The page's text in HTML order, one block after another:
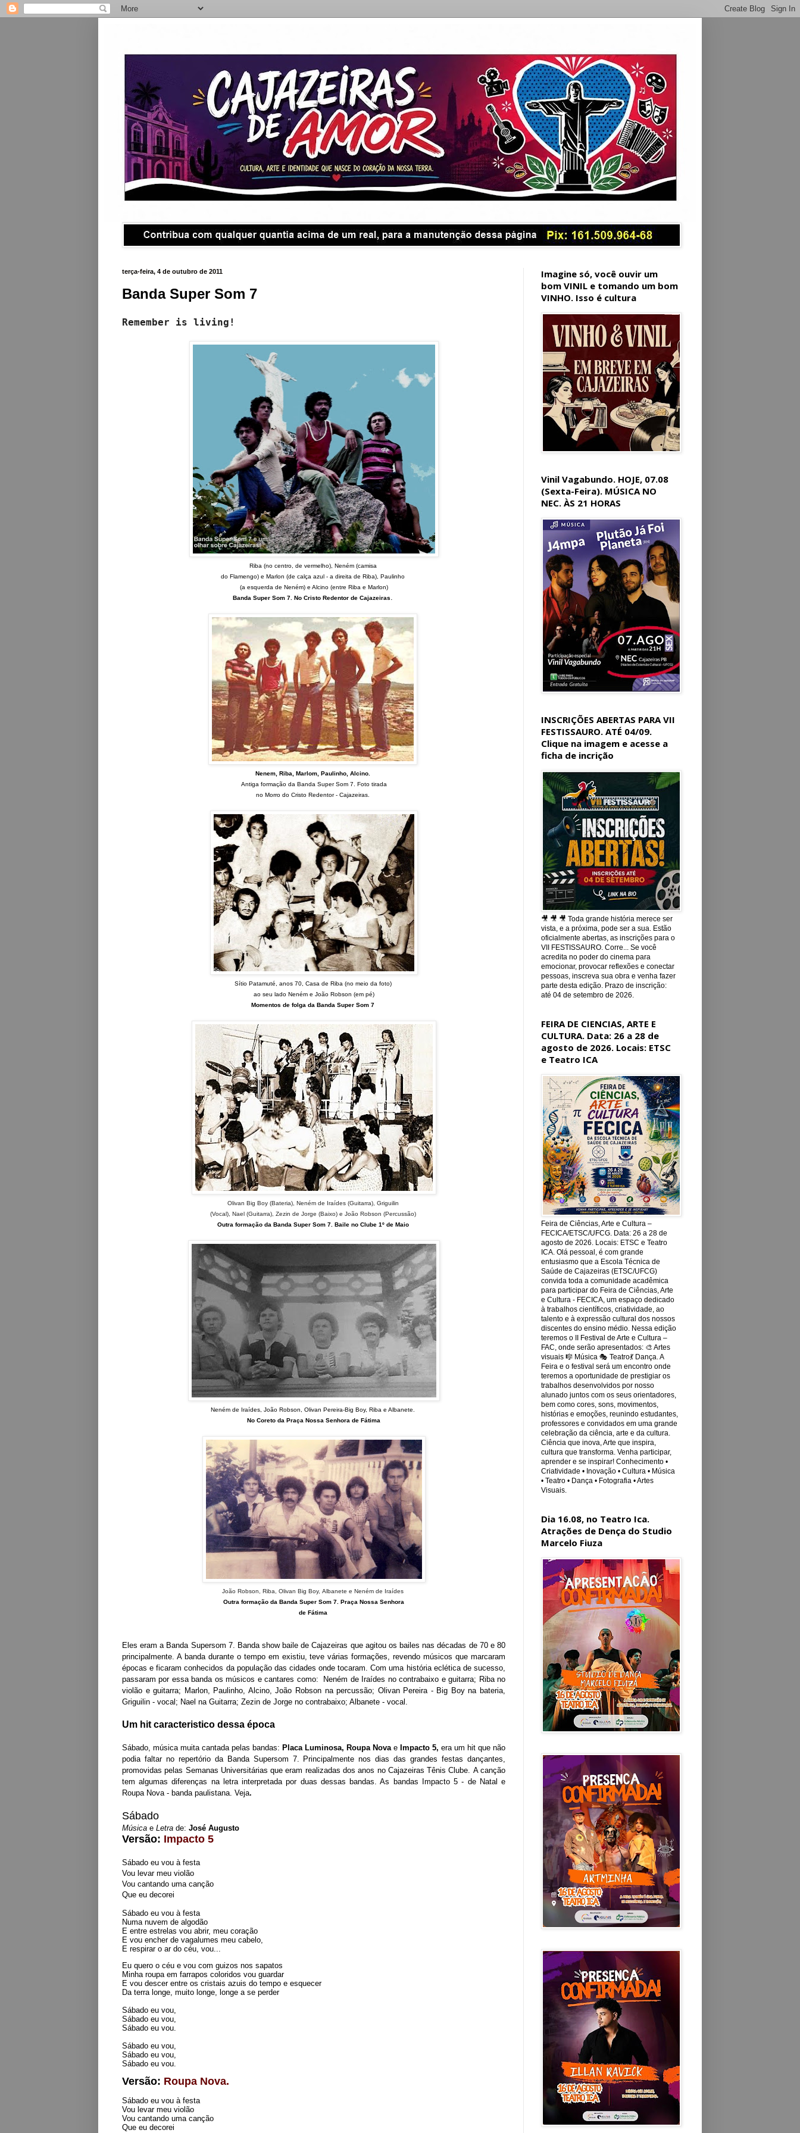
terça-feira, 4 de outubro de 2011
Banda Super Som 7
Remember is living!
Riba (no centro, de vermelho), Neném (camisa
do Flamengo) e Marlon (de calça azul - a direita de Riba), Paulinho
(a esquerda de Neném) e Alcino (entre Riba e Marlon)
Banda Super Som 7. No Cristo Redentor de Cajazeiras.
Nenem, Riba, Marlom, Paulinho, Alcino.
Antiga formação da Banda Super Som 7. Foto tirada
no Morro do Cristo Redentor - Cajazeiras.
Sítio Patamuté, anos 70, Casa de Riba (no meio da foto)
ao seu lado Neném e João Robson (em pé)
Momentos de folga da Banda Super Som 7
Olivan Big Boy (Bateria), Neném de Iraídes (Guitarra), Griguilin
(Vocal), Nael (Guitarra), Zezin de Jorge (Baixo) e João Robson (Percussão)
Outra formação da Banda Super Som 7. Baile no Clube 1º de Maio
Neném de Iraídes, João Robson, Olivan Pereira-Big Boy, Riba e Albanete.
No Coreto da Praça Nossa Senhora de Fátima
João Robson, Riba, Olivan Big Boy, Albanete e Neném de Iraídes
Outra formação da Banda Super Som 7. Praça Nossa Senhora
de Fátima
Eles eram a Banda Supersom 7. Banda show baile de Cajazeiras que agitou os bailes nas décadas de 70 e 80
principalmente. A banda durante o tempo em existiu, teve várias formações, revendo músicos que marcaram
épocas e ficaram conhecidos da população das cidades onde tocaram. Com uma história eclética de sucesso,
passaram por essa banda os músicos e cantares como: Neném de Iraídes no contrabaixo e guitarra; Riba no
violão e guitarra; Marlon, Paulinho, Alcino, João Robson na percussão; Olivan Pereira - Big Boy na bateria,
Griguilin - vocal; Nael na Guitarra; Zezin de Jorge no contrabaixo; Albanete - vocal.
Um hit caracteristico dessa época
Sábado, música muita cantada pelas bandas: Placa Luminosa, Roupa Novae Impacto 5, era um hit que não
podia faltar no repertório da Banda Supersom 7. Principalmente nos dias das grandes festas dançantes,
promovidas pelas Semanas Universitárias que eram realizadas dos anos no Cajazeiras Tênis Clube. A canção
tem algumas diferenças na letra interpretada por duas dessas bandas. As bandas Impacto 5 - de Natal e
Roupa Nova - banda paulistana. Veja.
Sábado
Música e Letra de: José Augusto
Versão: Impacto 5
Sábado eu vou à festa
Vou levar meu violão
Vou cantando uma canção
Que eu decorei
Sábado eu vou à festa
Numa nuvem de algodão
E entre estrelas vou abrir, meu coração
E vou encher de vagalumes meu cabelo,
E respirar o ar do céu, vou...
Eu quero o céu e vou com guizos nos sapatos
Minha roupa em farrapos coloridos vou guardar
E vou descer entre os cristais azuis do tempo e esquecer
Da terra longe, muito longe, longe a se perder
Sábado eu vou,
Sábado eu vou,
Sábado eu vou.
Sábado eu vou,
Sábado eu vou,
Sábado eu vou.
Versão: Roupa Nova.
Sábado eu vou à festa
Vou levar meu violão
Vou cantando uma canção
Que eu decorei
Imagine só, você ouvir um
bom VINIL e tomando um bom
VINHO. Isso é cultura
Vinil Vagabundo. HOJE, 07.08
(Sexta-Feira). MÚSICA NO
NEC. ÀS 21 HORAS
INSCRIÇÕES ABERTAS PARA VII
FESTISSAURO. ATÉ 04/09.
Clique na imagem e acesse a
ficha de incrição
🎥 🎥 🎥 Toda grande história merece ser
vista, e a próxima, pode ser a sua. Estão
oficialmente abertas, as inscrições para o
VII FESTISSAURO. Corre... Se você
acredita no poder do cinema para
emocionar, provocar reflexões e conectar
pessoas, inscreva sua obra e venha fazer
parte desta edição. Prazo de inscrição:
até 04 de setembro de 2026.
FEIRA DE CIENCIAS, ARTE E
CULTURA. Data: 26 a 28 de
agosto de 2026. Locais: ETSC
e Teatro ICA
Feira de Ciências, Arte e Cultura –
FECICA/ETSC/UFCG. Data: 26 a 28 de
agosto de 2026. Locais: ETSC e Teatro
ICA. Olá pessoal, é com grande
entusiasmo que a Escola Técnica de
Saúde de Cajazeiras (ETSC/UFCG)
convida toda a comunidade acadêmica
para participar do Feira de Ciências, Arte
e Cultura - FECICA, um espaço dedicado
à trabalhos científicos, criatividade, ao
talento e à expressão cultural dos nossos
discentes do ensino médio. Nessa edição
teremos o II Festival de Arte e Cultura –
FAC, onde serão apresentados: 🎨 Artes
visuais 🎼 Música 🎭 Teatro💃 Dança. A
Feira e o festival será um encontro onde
teremos a oportunidade de prestigiar os
trabalhos desenvolvidos por nosso
alunado juntos com os seus orientadores,
bem como cores, sons, movimentos,
histórias e emoções, reunindo estudantes,
professores e convidados em uma grande
celebração da ciência, arte e da cultura.
Ciência que inova, Arte que inspira,
cultura que transforma. Venha participar,
aprender e se inspirar! Conhecimento •
Criatividade • Inovação • Cultura • Música
• Teatro • Dança • Fotografia • Artes
Visuais.
Dia 16.08, no Teatro Ica.
Atrações de Dença do Studio
Marcelo Fiuza